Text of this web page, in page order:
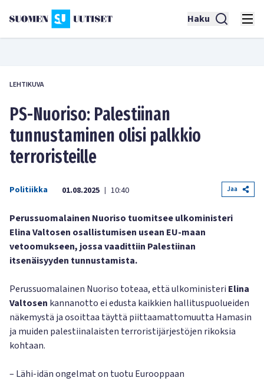
Haku
LEHTIKUVA
PS-Nuoriso: Palestiinan
tunnustaminen olisi palkkio
terroristeille
Politiikka 01.08.2025 | 10:40 Jaa
Perussuomalainen Nuoriso tuomitsee ulkoministeri
Elina Valtosen osallistumisen usean EU-maan
vetoomukseen, jossa vaadittiin Palestiinan
itsenäisyyden tunnustamista.
Perussuomalainen Nuoriso toteaa, että ulkoministeri Elina
Valtosen kannanotto ei edusta kaikkien hallituspuolueiden
näkemystä ja osoittaa täyttä piittaamattomuutta Hamasin
ja muiden palestiinalaisten terroristijärjestöjen rikoksia
kohtaan.
– Lähi-idän ongelmat on tuotu Eurooppaan